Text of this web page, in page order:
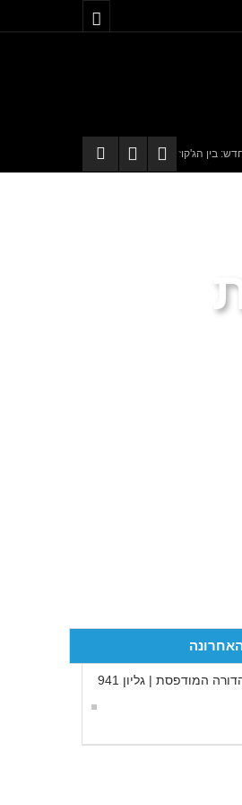
בין הג'קוזי לבבא סאלי
המודפסת | גליון 941